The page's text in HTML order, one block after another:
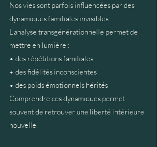
Nos vies sont parfois influencées par des
dynamiques familiales invisibles.
L’analyse transgénérationnelle permet de
mettre en lumière :
• des répétitions familiales
• des fidélités inconscientes
• des poids émotionnels hérités
Comprendre ces dynamiques permet
souvent de retrouver une liberté intérieure
nouvelle.